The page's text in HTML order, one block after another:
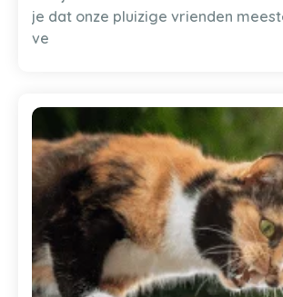
je dat onze pluizige vrienden
ve